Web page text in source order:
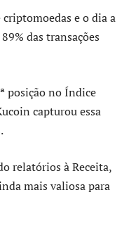
e o dia a
das transações
posição no Índice
capturou essa
relatórios à Receita,
mais valiosa para